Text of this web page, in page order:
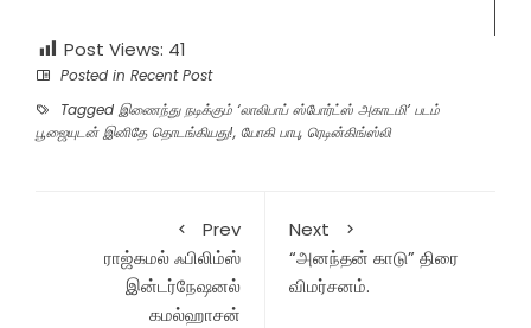
Post Views: 41
Posted in Recent Post
Tagged இணைந்து நடிக்கும் ‘லாலிபாப் ஸ்போர்ட்ஸ் அகாடமி’ படம்
பூஜையுடன் இனிதே தொடங்கியது!, யோகி பாபு, ரெடின்கிங்ஸ்லி
Prev
ராஜ்கமல் ஃபிலிம்ஸ்
இன்டர்நேஷனல்
கமல்ஹாசன்
Next
“அனந்தன் காடு” திரை
விமர்சனம்.